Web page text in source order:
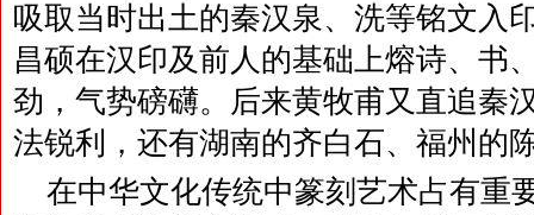
吸取当时出土的秦汉泉、洗等铭文入
昌硕在汉印及前人的基础上熔诗、书
劲，气势磅礴。后来黄牧甫又直追秦
法锐利，还有湖南的齐白石、福州的
在中华文化传统中篆刻艺术占有重